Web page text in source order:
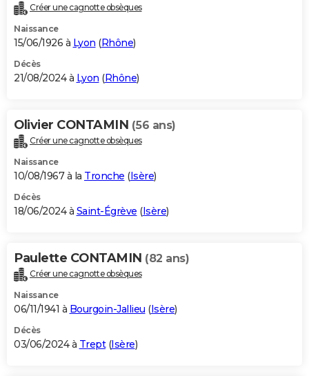
Créer une cagnotte obsèques
Naissance
15/06/1926 à Lyon (Rhône)
Décès
21/08/2024 à Lyon (Rhône)
Olivier CONTAMIN (56 ans)
Créer une cagnotte obsèques
Naissance
10/08/1967 à la Tronche (Isère)
Décès
18/06/2024 à Saint-Égrève (Isère)
Paulette CONTAMIN (82 ans)
Créer une cagnotte obsèques
Naissance
06/11/1941 à Bourgoin-Jallieu (Isère)
Décès
03/06/2024 à Trept(Isère)